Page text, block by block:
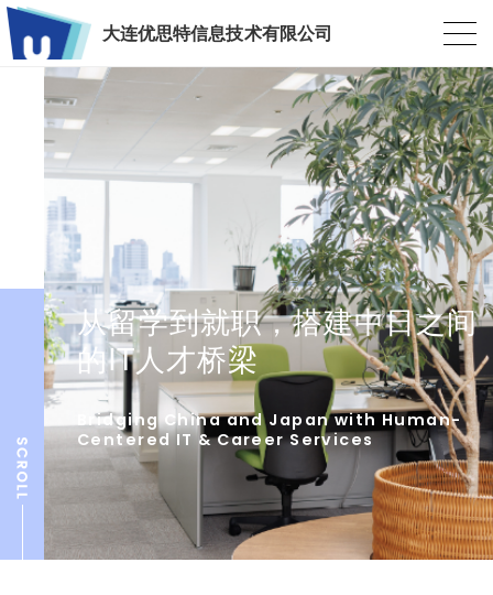
大连优思特信息技术有限公司
从留学到就职，搭建中日之间
的IT人才桥梁
Bridging China and Japan with Human-
Centered IT & Career Services